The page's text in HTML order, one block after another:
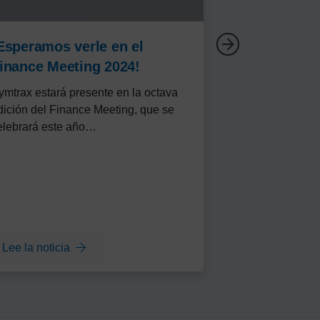
verle en el
Meeting 2024!
estará presente en la octava
del Finance Meeting, que se
este año…
lee la noticia